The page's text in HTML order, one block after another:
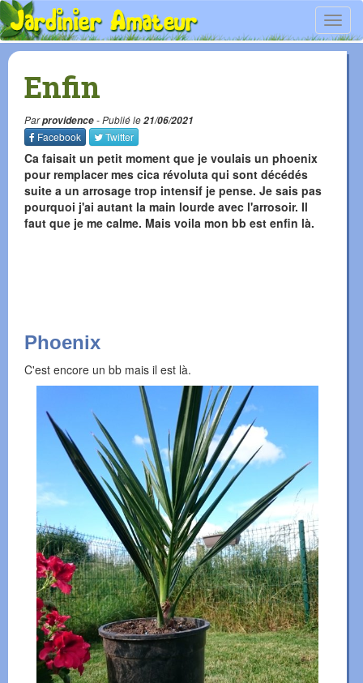
Enfin
Parprovidence- Publié le21/06/2021
Facebook
Twitter
Ca faisait un petit moment que je voulais un phoenix
pour remplacer mes cica révoluta qui sont décédés
suite a un arrosage trop intensif je pense. Je sais pas
pourquoi j'ai autant la main lourde avec l'arrosoir. Il
faut que je me calme. Mais voila mon bb est enfin là.
Phoenix
C'est encore un bb mais il est là.